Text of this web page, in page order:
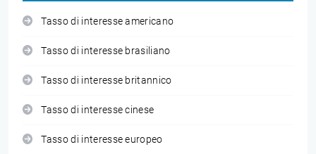
Tasso di interesse americano
Tasso di interesse brasiliano
Tasso di interesse britannico
Tasso di interesse cinese
Tasso di interesse europeo